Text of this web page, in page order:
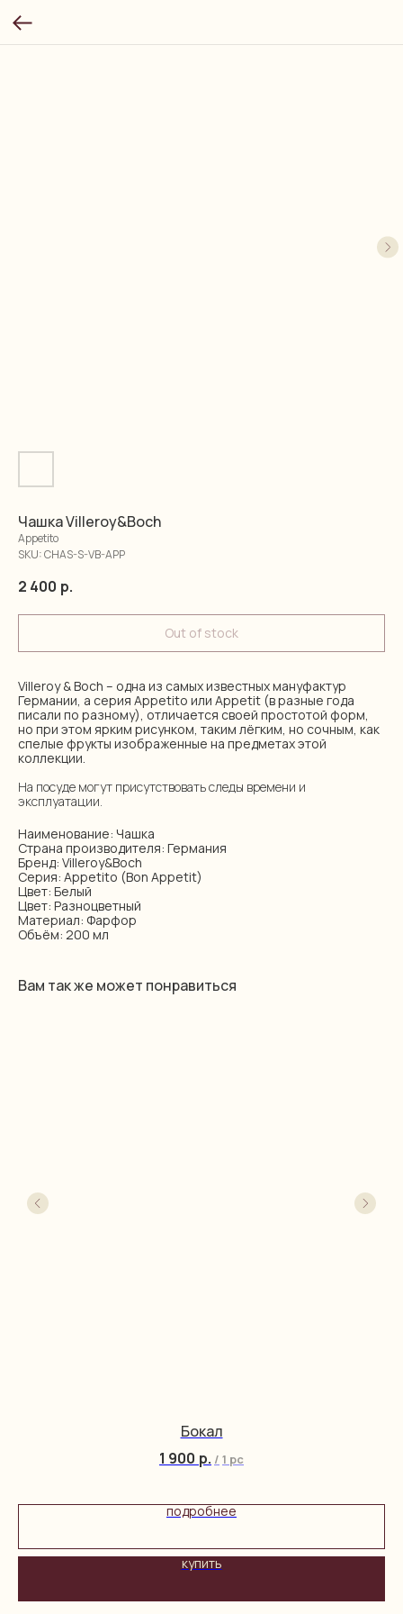
Чашка Villeroy&Boch
Appetito
SKU:CHAS-S-VB-APP
2 400 р.
Out of stock
Villeroy & Boch – одна из самых известных мануфактур
Германии, а серия Appetito или Appetit (в разные года
писали по разному), отличается своей простотой форм,
но при этом ярким рисунком, таким лёгким, но сочным, как
спелые фрукты изображенные на предметах этой
коллекции.
На посуде могут присутствовать следы времени и
эксплуатации.
Наименование: Чашка
Страна производителя: Германия
Бренд: Villeroy&Boch
Серия: Appetito (Bon Appetit)
Цвет: Белый
Цвет: Разноцветный
Материал: Фарфор
Объём: 200 мл
Вам так же может понравиться
Бокал
1 900 р. / 1 pc
подробнее
купить